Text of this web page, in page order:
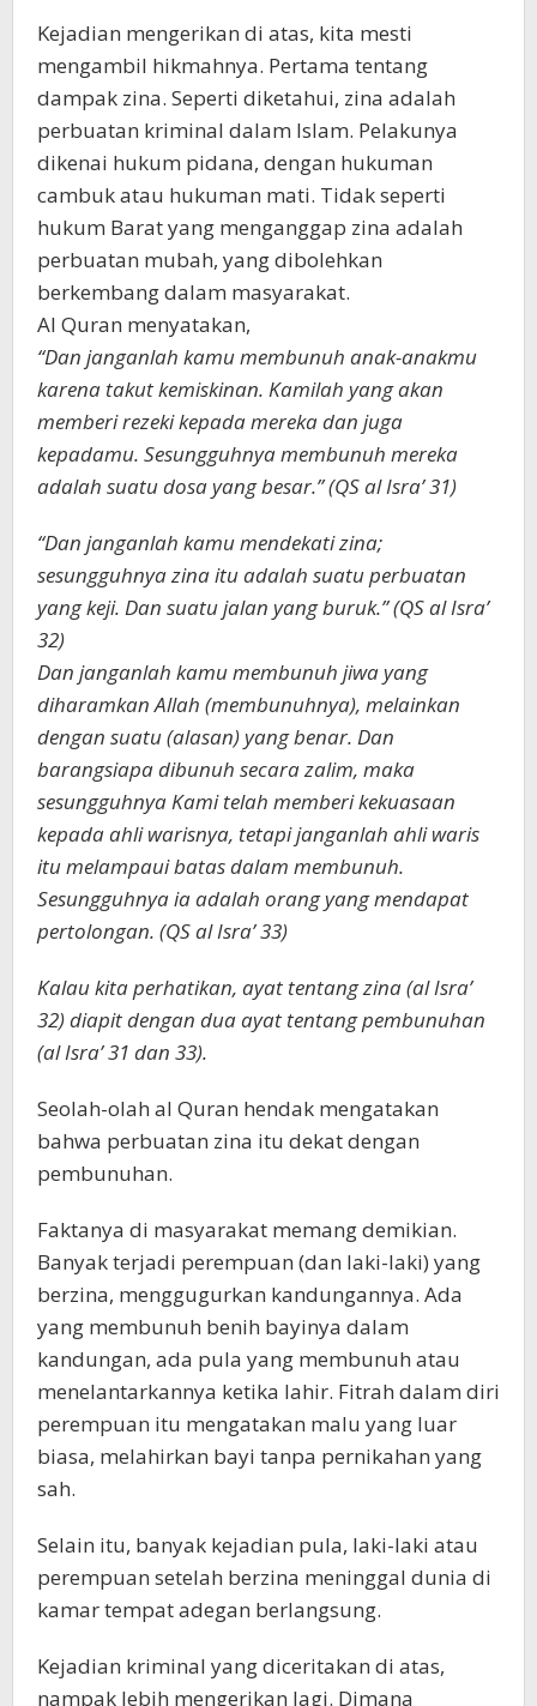
Kejadian mengerikan di atas, kita mesti
mengambil hikmahnya. Pertama tentang
dampak zina. Seperti diketahui, zina adalah
perbuatan kriminal dalam Islam. Pelakunya
dikenai hukum pidana, dengan hukuman
cambuk atau hukuman mati. Tidak seperti
hukum Barat yang menganggap zina adalah
perbuatan mubah, yang dibolehkan
berkembang dalam masyarakat.
Al Quran menyatakan,
“Dan janganlah kamu membunuh anak-anakmu
karena takut kemiskinan. Kamilah yang akan
memberi rezeki kepada mereka dan juga
kepadamu. Sesungguhnya membunuh mereka
adalah suatu dosa yang besar.” (QS al Isra’ 31)
“Dan janganlah kamu mendekati zina;
sesungguhnya zina itu adalah suatu perbuatan
yang keji. Dan suatu jalan yang buruk.” (QS al Isra’
32)
Dan janganlah kamu membunuh jiwa yang
diharamkan Allah (membunuhnya), melainkan
dengan suatu (alasan) yang benar. Dan
barangsiapa dibunuh secara zalim, maka
sesungguhnya Kami telah memberi kekuasaan
kepada ahli warisnya, tetapi janganlah ahli waris
itu melampaui batas dalam membunuh.
Sesungguhnya ia adalah orang yang mendapat
pertolongan. (QS al Isra’ 33)
Kalau kita perhatikan, ayat tentang zina (al Isra’
32) diapit dengan dua ayat tentang pembunuhan
(al Isra’ 31 dan 33).
Seolah-olah al Quran hendak mengatakan
bahwa perbuatan zina itu dekat dengan
pembunuhan.
Faktanya di masyarakat memang demikian.
Banyak terjadi perempuan (dan laki-laki) yang
berzina, menggugurkan kandungannya. Ada
yang membunuh benih bayinya dalam
kandungan, ada pula yang membunuh atau
menelantarkannya ketika lahir. Fitrah dalam diri
perempuan itu mengatakan malu yang luar
biasa, melahirkan bayi tanpa pernikahan yang
sah.
Selain itu, banyak kejadian pula, laki-laki atau
perempuan setelah berzina meninggal dunia di
kamar tempat adegan berlangsung.
Kejadian kriminal yang diceritakan di atas,
nampak lebih mengerikan lagi. Dimana